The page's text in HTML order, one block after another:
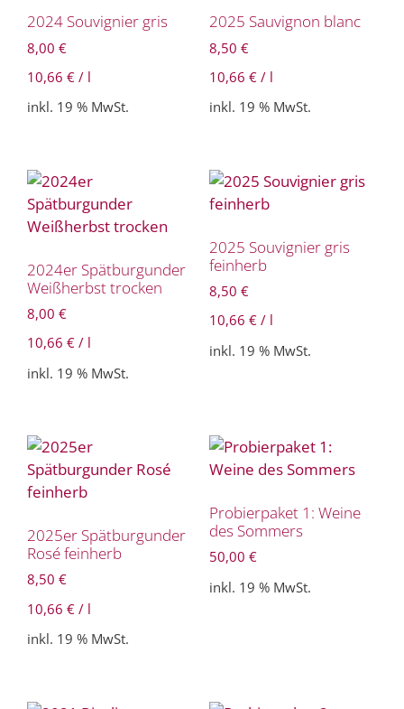
2024 Souvignier gris
8,00 €
10,66 € / l
inkl. 19 % MwSt.
2025 Sauvignon blanc
8,50 €
10,66 €/ l
inkl. 19 % MwSt.
2024er Spätburgunder
Weißherbst trocken
8,00 €
10,66 € / l
inkl. 19 % MwSt.
2025 Souvignier gris
feinherb
8,50 €
10,66 €/ l
inkl. 19 % MwSt.
2025er Spätburgunder
Rosé feinherb
8,50 €
10,66 € / l
inkl. 19 % MwSt.
Probierpaket 1: Weine
des Sommers
50,00 €
inkl. 19 % MwSt.